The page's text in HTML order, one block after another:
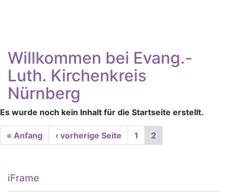
Willkommen bei Evang.-
Luth. Kirchenkreis
Nürnberg
Es wurde noch kein Inhalt für die Startseite erstellt.
Seitennummerierung
First
page
« Anfang
Vorherige
Seite
‹ vorherige Seite Seite
1
Aktuelle
Seite
2
iFrame